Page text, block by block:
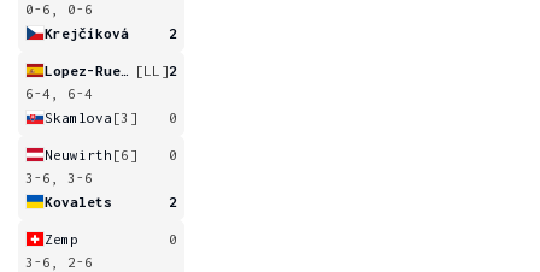
0-6, 0-6
Krejčíková
2
[LL]2
6-4, 6-4
Skamlova [3] 0
Neuwirth [6]
0
3-6, 3-6
Kovalets
2
Zemp
0
3-6, 2-6